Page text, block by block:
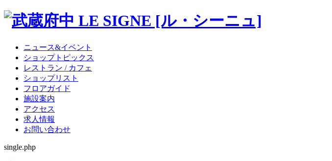
ニュース&イベント
ショップトピックス
レストラン / カフェ
ショップリスト
フロアガイド
施設案内
アクセス
求人情報
お問い合わせ
single.php